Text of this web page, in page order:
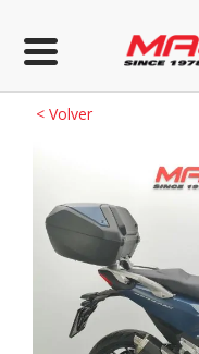
< Volver